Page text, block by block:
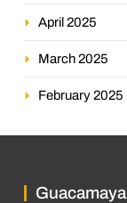
April 2025
March 2025
February 2025
Guacamaya